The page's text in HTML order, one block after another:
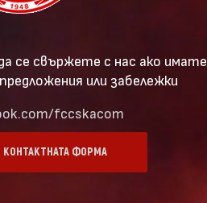
се свържете с нас ако имате
или забележки
fccskacom
ФОРМА